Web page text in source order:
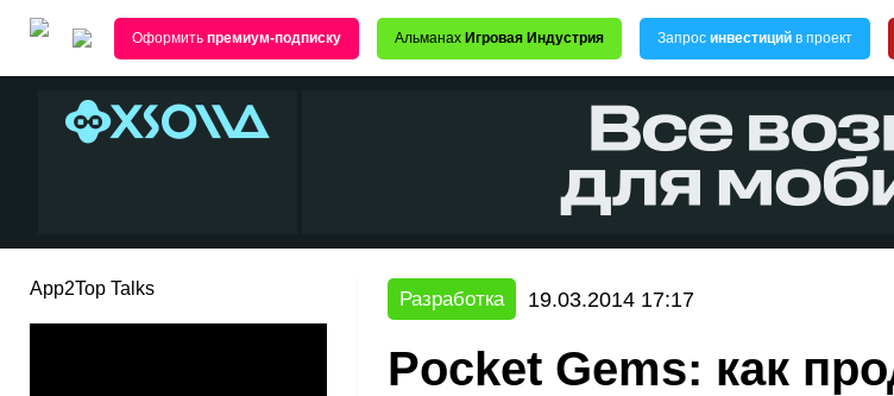
Оформить премиум-подписку Альманах Игровая Индустрия Запрос инвестиций в проект
App2Top Talks Разработка 19.03.2014 17:17
Pocket Gems: как